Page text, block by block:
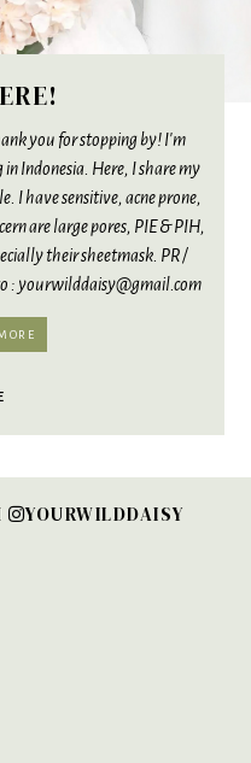
you for stopping by! I'm
Indonesia. Here, I share my
I have sensitive, acne prone,
are large pores, PIE & PIH,
their sheetmask. PR /
: yourwilddaisy@gmail.com
YOURWILDDAISY